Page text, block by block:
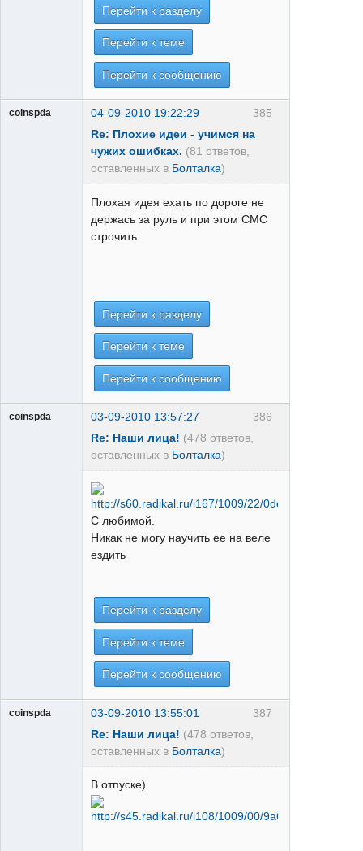
Перейти к разделу
Перейти к теме
Перейти к сообщению
385
coinspda
04-09-2010 19:22:29
Re: Плохие идеи - учимся на
чужих ошибках. (81 ответов,
оставленных в Болталка)
Плохая идея ехать по дороге не
держась за руль и при этом СМС
строчить
Перейти к разделу
Перейти к теме
Перейти к сообщению
386
coinspda
03-09-2010 13:57:27
Re: Наши лица! (478 ответов,
оставленных в Болталка)
С любимой.
Никак не могу научить ее на веле
ездить
Перейти к разделу
Перейти к теме
Перейти к сообщению
387
coinspda
03-09-2010 13:55:01
Re: Наши лица! (478 ответов,
оставленных в Болталка)
В отпуске)